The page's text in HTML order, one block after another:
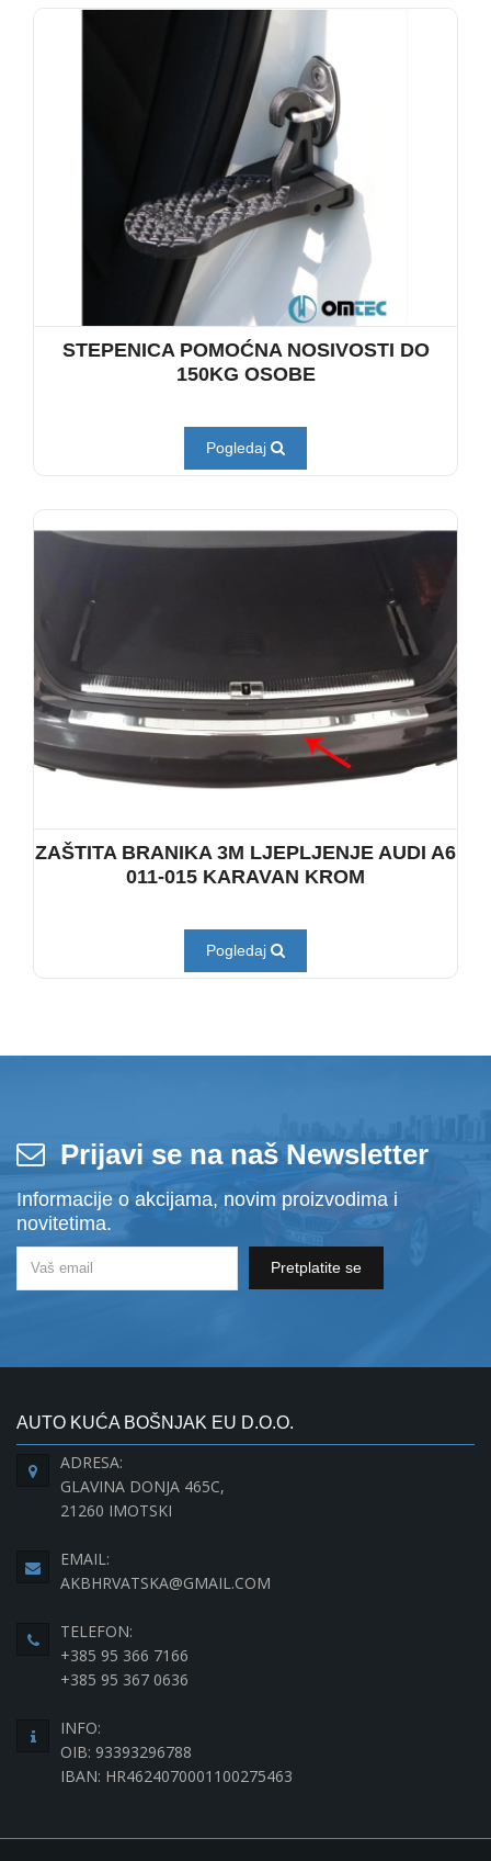
STEPENICA POMOĆNA NOSIVOSTI DO
150KG OSOBE
Pogledaj
ZAŠTITA BRANIKA 3M LJEPLJENJE AUDI A6
011-015 KARAVAN KROM
Pogledaj
Prijavi se na naš Newsletter
Informacije o akcijama, novim proizvodima i
novitetima.
Pretplatite se
AUTO KUĆA BOŠNJAK EU D.O.O.
ADRESA:
GLAVINA DONJA 465C,
21260 IMOTSKI
EMAIL:
AKBHRVATSKA@GMAIL.COM
TELEFON:
+385 95 366 7166
+385 95 367 0636
INFO:
OIB: 93393296788
IBAN: HR4624070001100275463